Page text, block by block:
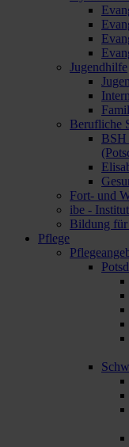
Jugendhilfe
Berufliche
BSH
Fort- und
ibe -
Bildung
Pflege